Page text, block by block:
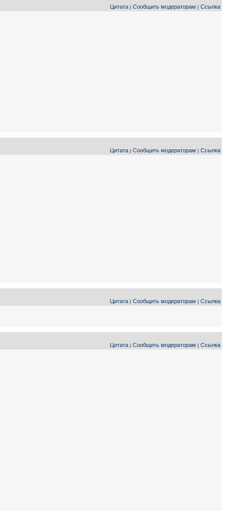
Цитата | Сообщить модераторам | Ссылка
Цитата | Сообщить модераторам | Ссылка
Цитата | Сообщить модераторам | Ссылка
Цитата | Сообщить модераторам | Ссылка